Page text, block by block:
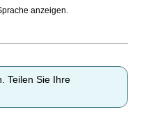
anzeigen.
Teilen Sie Ihre